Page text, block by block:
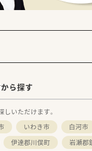
環境と福利厚生制度
の想いをカタチにする「
異なる患者さまのニー
とりの薬剤師像に近
い環境づくりに力を入
ら探す
いただけます。
いわき市 白河市
伊達郡川俣町 岩瀬郡